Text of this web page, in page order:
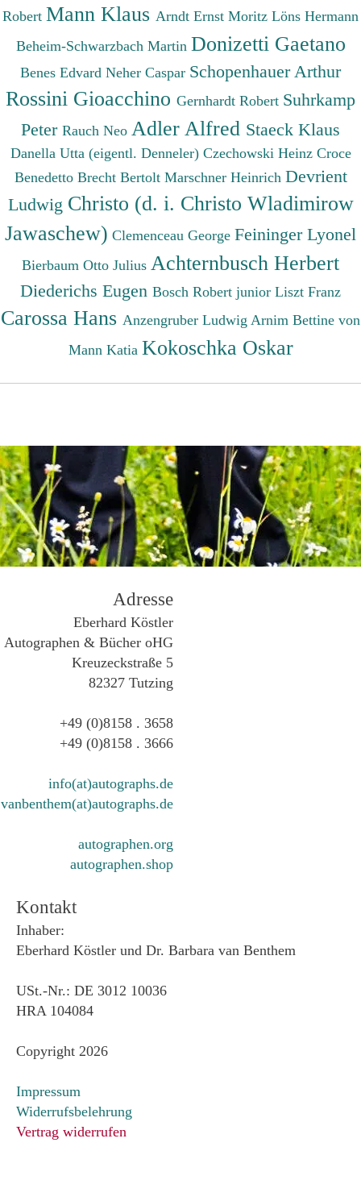
Robert Mann Klaus Arndt Ernst Moritz Löns Hermann
Beheim-Schwarzbach Martin Donizetti Gaetano
Benes Edvard Neher Caspar Schopenhauer Arthur
Rossini Gioacchino Gernhardt Robert Suhrkamp
Peter Rauch Neo Adler Alfred Staeck Klaus
Danella Utta (eigentl. Denneler) Czechowski Heinz Croce
Benedetto Brecht Bertolt Marschner Heinrich Devrient
Ludwig Christo (d. i. Christo Wladimirow
Jawaschew) Clemenceau George Feininger Lyonel
Bierbaum Otto Julius Achternbusch Herbert
Diederichs Eugen Bosch Robert junior Liszt Franz
Carossa Hans Anzengruber Ludwig Arnim Bettine von
Mann Katia Kokoschka Oskar
Adresse
Eberhard Köstler
Autographen & Bücher oHG
Kreuzeckstraße 5
82327 Tutzing
+49 (0)8158 . 3658
+49 (0)8158 . 3666
info(at)autographs.de
vanbenthem(at)autographs.de
autographen.org
autographen.shop
Kontakt
Inhaber:
Eberhard Köstler und Dr. Barbara van Benthem
USt.-Nr.: DE 3012 10036
HRA 104084
Copyright 2026
Impressum
Widerrufsbelehrung
Vertrag widerrufen